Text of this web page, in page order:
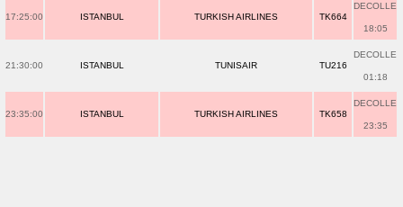
17:25:00 ISTANBUL TURKISH AIRLINES TK664
DECOLLE
18:05
21:30:00 ISTANBUL TUNISAIR TU216
DECOLLE
01:18
23:35:00 ISTANBUL TURKISH AIRLINES TK658
DECOLLE
23:35